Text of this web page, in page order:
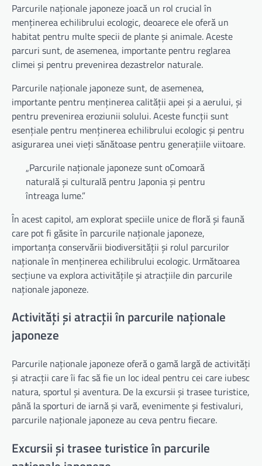
Parcurile naționale japoneze joacă un rol crucial în
menținerea echilibrului ecologic, deoarece ele oferă un
habitat pentru multe specii de plante și animale. Aceste
parcuri sunt, de asemenea, importante pentru reglarea
climei și pentru prevenirea dezastrelor naturale.
Parcurile naționale japoneze sunt, de asemenea,
importante pentru menținerea calității apei și a aerului, și
pentru prevenirea eroziunii solului. Aceste funcții sunt
esențiale pentru menținerea echilibrului ecologic și pentru
asigurarea unei vieți sănătoase pentru generațiile viitoare.
„Parcurile naționale japoneze sunt oComoară
naturală și culturală pentru Japonia și pentru
întreaga lume.”
În acest capitol, am explorat speciile unice de floră și faună
care pot fi găsite în parcurile naționale japoneze,
importanța conservării biodiversității și rolul parcurilor
naționale în menținerea echilibrului ecologic. Următoarea
secțiune va explora activitățile și atracțiile din parcurile
naționale japoneze.
Activități și atracții în parcurile naționale
japoneze
Parcurile naționale japoneze oferă o gamă largă de activități
și atracții care îi fac să fie un loc ideal pentru cei care iubesc
natura, sportul și aventura. De la excursii și trasee turistice,
până la sporturi de iarnă și vară, evenimente și festivaluri,
parcurile naționale japoneze au ceva pentru fiecare.
Excursii și trasee turistice în parcurile